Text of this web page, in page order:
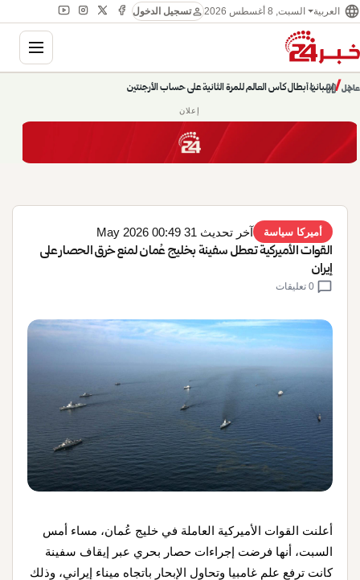
language العربية السبت, 8 أغسطس 2026 personتسجيل الدخول
عاجل/إسبانيا أبطال كأس العالم للمرة الثانية على حساب الأرجنتين
chevron_right
pause
chevron_left
إعلان
أميركا سياسة آخر تحديث 31 May 2026 00:49
القوات الأميركية تعطل سفينة بخليج عُمان لمنع خرق الحصار على
إيران
chat_bubble
أعلنت القوات الأميركية العاملة في خليج عُمان، مساء أمس
السبت، أنها فرضت إجراءات حصار بحري عبر إيقاف سفينة
كانت ترفع علم غامبيا وتحاول الإبحار باتجاه ميناء إيراني، وذلك